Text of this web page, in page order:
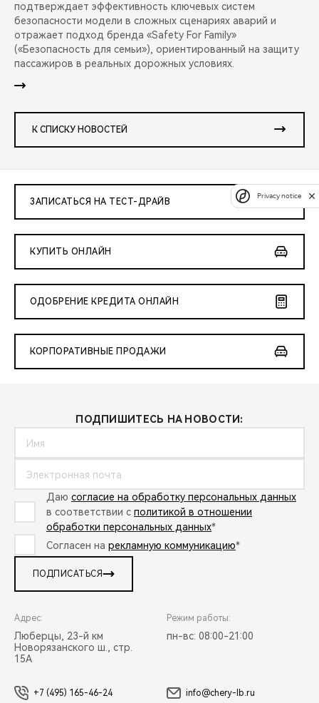
подтверждает эффективность ключевых систем
безопасности модели в сложных сценариях аварий и
отражает подход бренда «Safety For Family»
(«Безопасность для семьи»), ориентированный на защиту
пассажиров в реальных дорожных условиях.
К СПИСКУ НОВОСТЕЙ
ЗАПИСАТЬСЯ НА ТЕСТ-ДРАЙВ
КУПИТЬ ОНЛАЙН
ОДОБРЕНИЕ КРЕДИТА ОНЛАЙН
КОРПОРАТИВНЫЕ ПРОДАЖИ
ПОДПИШИТЕСЬ НА НОВОСТИ:
Даю согласие на обработку персональных данных
в соответствии с политикой в отношении
обработки персональных данных*
Согласен на рекламную коммуникацию*
ПОДПИСАТЬСЯ
Адрес:
Люберцы, 23-й км
Новорязанского ш., стр.
15А
Режим работы:
пн-вс: 08:00-21:00
+7 (495) 165-46-24 info@chery-lb.ru
Privacy notice